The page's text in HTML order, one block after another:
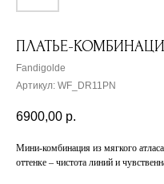
ПЛАТЬЕ-
Fandigolde
Артикул: WF_DR11PN
6900,00 р.
Мини-комбинация из мягкого
оттенке – чистота линий и